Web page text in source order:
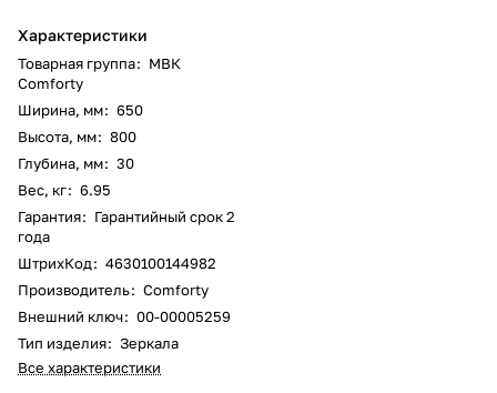
Характеристики
Товарная группа: МВК
Comforty
Ширина, мм: 650
Высота, мм: 800
Глубина, мм: 30
Вес, кг: 6.95
Гарантия: Гарантийный срок 2
года
ШтрихКод: 4630100144982
Производитель: Comforty
Внешний ключ: 00-00005259
Тип изделия: Зеркала
Все характеристики